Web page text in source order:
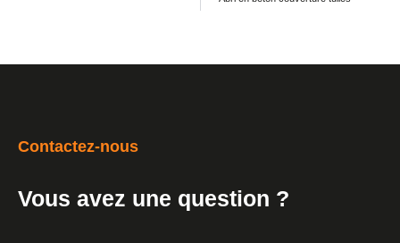
Contactez-nous
Vous avez une question ?